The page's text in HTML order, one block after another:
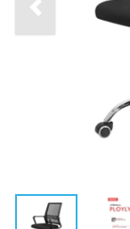
Previous slide